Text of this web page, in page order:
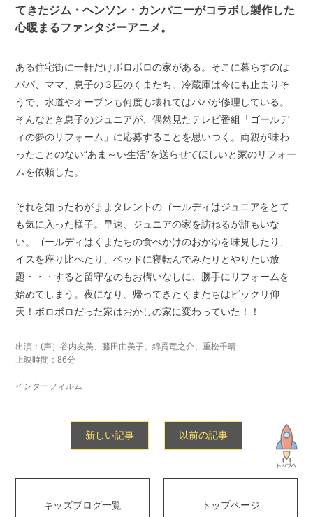
てきたジム・ヘンソン・カンパニーがコラボし製作した
心暖まるファンタジーアニメ。
ある住宅街に一軒だけボロボロの家がある。そこに暮らすのは
パパ、ママ、息子の３匹のくまたち。冷蔵庫は今にも止まりそ
うで、水道やオーブンも何度も壊れてはパパが修理している。
そんなとき息子のジュニアが、偶然見たテレビ番組「ゴールデ
ィの夢のリフォーム」に応募することを思いつく。両親が味わ
ったことのない“あま～い生活”を送らせてほしいと家のリフォー
ムを依頼した。
それを知ったわがままタレントのゴールディはジュニアをとて
も気に入った様子。早速、ジュニアの家を訪ねるが誰もいな
い。ゴールディはくまたちの食べかけのおかゆを味見したり、
イスを座り比べたり、ベッドに寝転んでみたりとやりたい放
題・・・すると留守なのもお構いなしに、勝手にリフォームを
始めてしまう。夜になり、帰ってきたくまたちはビックリ仰
天！ボロボロだった家はおかしの家に変わっていた！！
出演：(声）谷内友美、藤田由美子、綿貫竜之介、重松千晴
上映時間：86分
インターフィルム
新しい記事 以前の記事
キッズブログ一覧 トップページ